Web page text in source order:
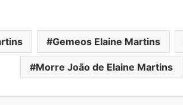
Gemeos Elaine Martins
Morre João de Elaine Martins